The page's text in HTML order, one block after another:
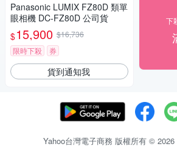
Panasonic LUMIX FZ80D 類單
眼相機 DC-FZ80D 公司貨
$15,900 $16,736
限時下殺
券
貨到通知我
下
Yahoo台灣電子商務 版權所有 ©